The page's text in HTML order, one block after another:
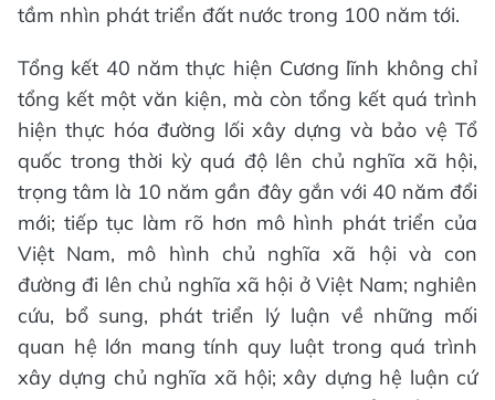
tầm nhìn phát triển đất nước trong 100 năm tới.
Tổng kết 40 năm thực hiện Cương lĩnh không chỉ
tổng kết một văn kiện, mà còn tổng kết quá trình
hiện thực hóa đường lối xây dựng và bảo vệ Tổ
quốc trong thời kỳ quá độ lên chủ nghĩa xã hội,
trọng tâm là 10 năm gần đây gắn với 40 năm đổi
mới; tiếp tục làm rõ hơn mô hình phát triển của
Việt Nam, mô hình chủ nghĩa xã hội và con
đường đi lên chủ nghĩa xã hội ở Việt Nam; nghiên
cứu, bổ sung, phát triển lý luận về những mối
quan hệ lớn mang tính quy luật trong quá trình
xây dựng chủ nghĩa xã hội; xây dựng hệ luận cứ